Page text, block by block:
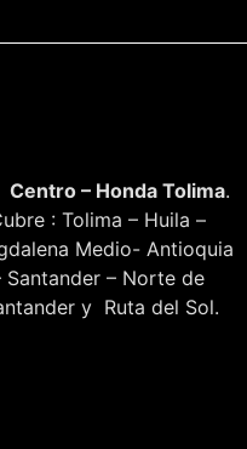
Centro – Honda Tolima.
: Tolima – Huila –
Medio- Antioquia
Santander – Norte de
y Ruta del Sol.